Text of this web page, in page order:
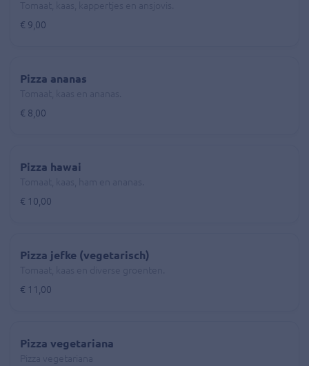
€ 9,00
Pizza ananas
€ 8,00
Pizza hawai
€ 10,00
Pizza jefke (vegetarisch)
€ 11,00
Pizza vegetariana